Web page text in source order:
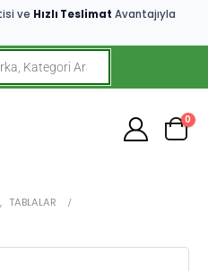
ve Hızlı Teslimat Avantajıyla
0
, TABLALAR